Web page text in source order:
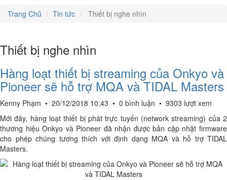
Trang Chủ
Tin tức Thiết bị nghe nhìn
Thiết bị nghe nhìn
Hàng loạt thiết bị streaming của Onkyo và
Pioneer sẽ hỗ trợ MQA và TIDAL Masters
Kenny Phạm • 20/12/2018 10:43 • 0 bình luận • 9303 lượt xem
Mới đây, hàng loạt thiết bị phát trực tuyến (network streaming) của 2
thương hiệu Onkyo và Pioneer đã nhận được bản cập nhật firmware
cho phép chúng tương thích với định dạng MQA và hỗ trợ TIDAL
Masters.